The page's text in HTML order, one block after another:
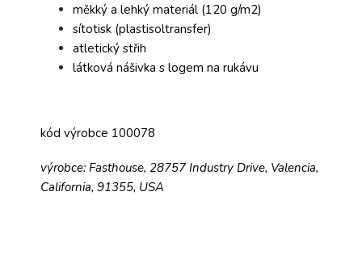
měkký a lehký materiál (120 g/m2)
sítotisk (plastisoltransfer)
atletický střih
látková nášivka s logem na rukávu
kód výrobce 100078
výrobce: Fasthouse, 28757 Industry Drive, Valencia,
California, 91355, USA